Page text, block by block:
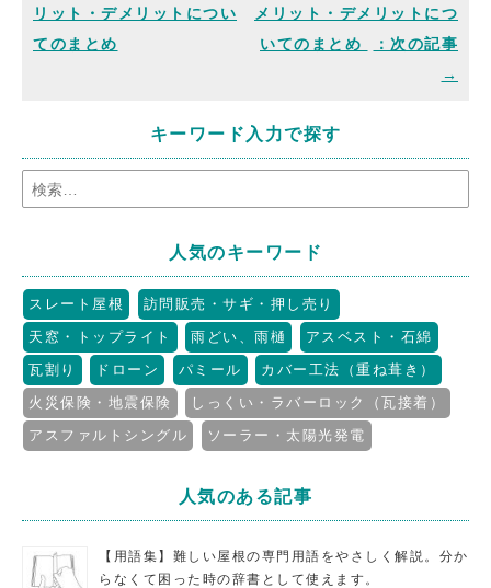
リット・デメリットについ
てのまとめ
メリット・デメリットにつ
いてのまとめ
キーワード入力で探す
人気のキーワード
スレート屋根
訪問販売・サギ・押し売り
天窓・トップライト
雨どい、雨樋
アスベスト・石綿
瓦割り
ドローン パミール
カバー工法（重ね葺き）
火災保険・地震保険
しっくい・ラバーロック（瓦接着）
アスファルトシングル
ソーラー・太陽光発電
人気のある記事
【用語集】難しい屋根の専門用語をやさしく解説。分か
らなくて困った時の辞書として使えます。